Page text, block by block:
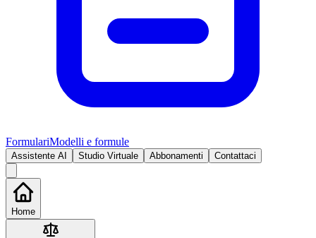
FormulariModelli e formule
Assistente AI Studio Virtuale Abbonamenti Contattaci
Home